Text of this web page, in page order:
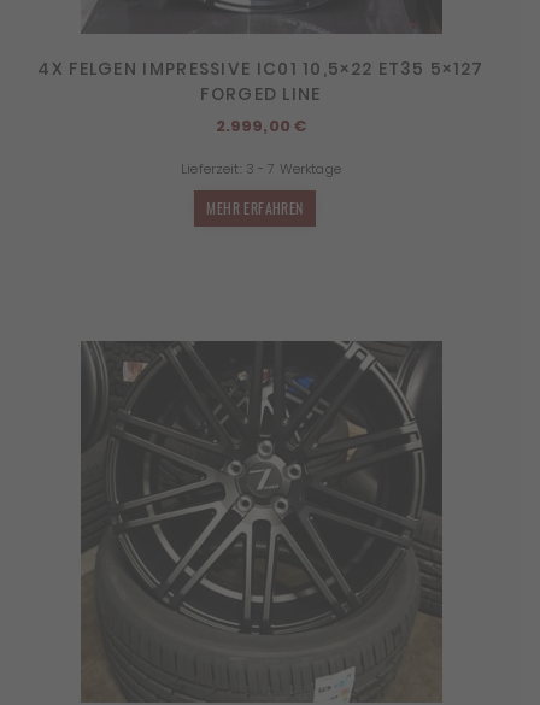
4X FELGEN IMPRESSIVE IC01 10,5×22 ET35 5×127
FORGED LINE
2.999,00€
Lieferzeit: 3 - 7 Werktage
MEHR ERFAHREN